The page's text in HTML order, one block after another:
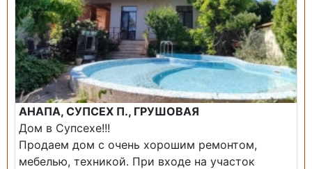
АНАПА, СУПСЕХ П., ГРУШОВАЯ
Дом в Супсехе!!!
Продаем дом с очень хорошим ремонтом,
мебелью, техникой. При входе на участок